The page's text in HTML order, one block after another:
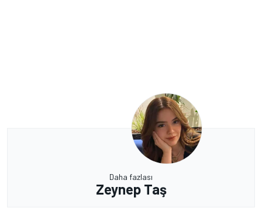
Daha fazlası
Zeynep Taş